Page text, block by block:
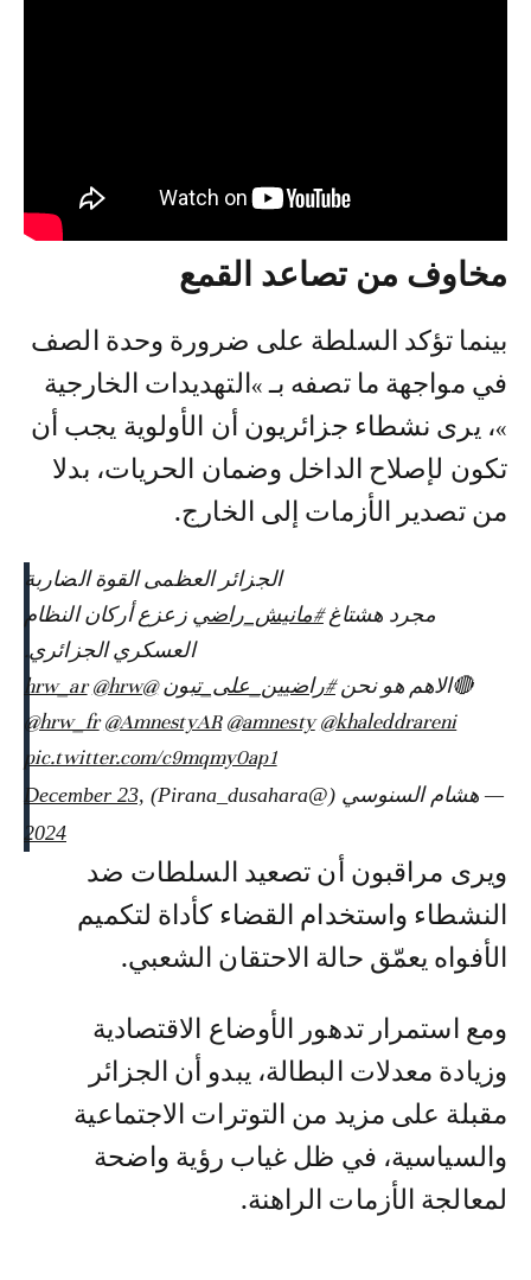
مخاوف من تصاعد القمع
بينما تؤكد السلطة على ضرورة وحدة الصف
في مواجهة ما تصفه بـ »التهديدات الخارجية
»، يرى نشطاء جزائريون أن الأولوية يجب أن
تكون لإصلاح الداخل وضمان الحريات، بدلا
من تصدير الأزمات إلى الخارج.
الجزائر العظمى القوة الضاربة
مجرد هشتاغ#مانيش_راضي زعزع أركان النظام
العسكري الجزائري.
🔴الاهم هو نحن#راضيين_على_تبون @hrw_ar
@hrw
@hrw_fr @AmnestyAR @amnesty @khaleddrareni
pic.twitter.com/c9mqmy0ap1
— هشام السنوسي (@Pirana_dusahara)
December 23,
2024
ويرى مراقبون أن تصعيد السلطات ضد
النشطاء واستخدام القضاء كأداة لتكميم
الأفواه يعمّق حالة الاحتقان الشعبي.
ومع استمرار تدهور الأوضاع الاقتصادية
وزيادة معدلات البطالة، يبدو أن الجزائر
مقبلة على مزيد من التوترات الاجتماعية
والسياسية، في ظل غياب رؤية واضحة
لمعالجة الأزمات الراهنة.